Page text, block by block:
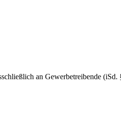
an Gewerbetreibende (iSd.